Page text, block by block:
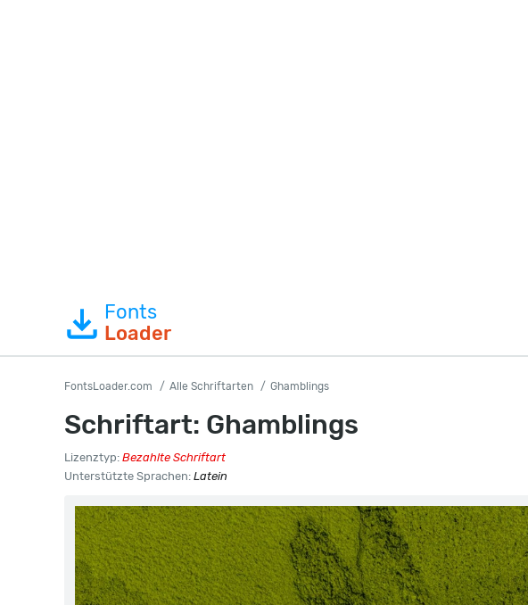
Fonts
Loader
FontsLoader.com Alle Schriftarten Ghamblings
Schriftart: Ghamblings
Lizenztyp: Bezahlte Schriftart
Unterstützte Sprachen: Latein